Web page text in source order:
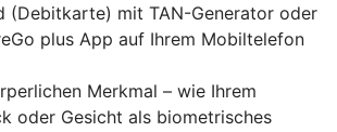
(Debitkarte) mit TAN-Generator oder
plus App auf Ihrem Mobiltelefon
Merkmal – wie Ihrem
oder Gesicht als biometrisches